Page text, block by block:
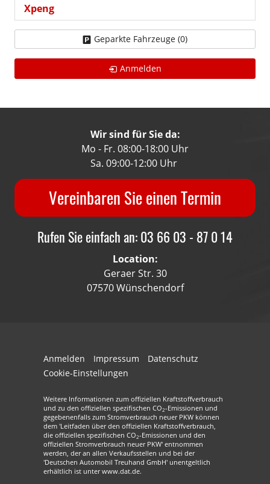
Xpeng
Geparkte Fahrzeuge (0)
Anmelden
Wir sind für Sie da:
Mo - Fr. 08:00-18:00 Uhr
Sa. 09:00-12:00 Uhr
Vereinbaren Sie einen Termin
Rufen Sie einfach an: 03 66 03 - 87 0 14
Location:
Geraer Str. 30
07570 Wünschendorf
Anmelden Impressum
Datenschutz
Cookie-Einstellungen
Weitere Informationen zum offiziellen Kraftstoffverbrauch
und zu den offiziellen spezifischen CO2-Emissionen und
gegebenenfalls zum Stromverbrauch neuer PKW können
dem 'Leitfaden über den offiziellen Kraftstoffverbrauch,
die offiziellen spezifischen CO2-Emissionen und den
offiziellen Stromverbrauch neuer PKW' entnommen
werden, der an allen Verkaufsstellen und bei der
'Deutschen Automobil Treuhand GmbH' unentgeltlich
erhältlich ist unter www.dat.de.